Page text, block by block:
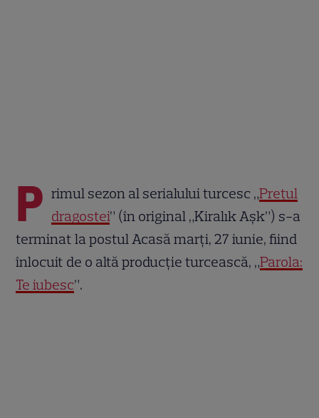
P rimul sezon al serialului turcesc „Prețul
dragostei” (în original „Kiralık Aşk”) s-a
terminat la postul Acasă marți, 27 iunie, fiind
înlocuit de o altă producție turcească, „Parola:
Te iubesc”.